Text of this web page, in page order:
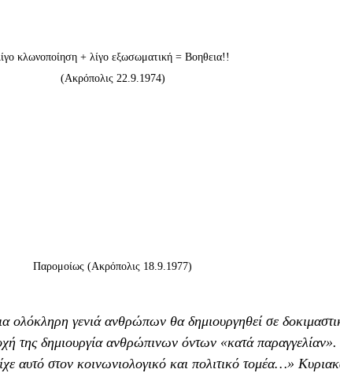
κλωνοποίηση + λίγο εξωσωματική = Βοηθεια!!
(Ακρόπολις 22.9.1974)
Παρομοίως (Ακρόπολις 18.9.1977)
ολόκληρη γενιά ανθρώπων θα δημιουργηθεί σε
της δημιουργία ανθρώπινων όντων «κατά
αυτό στον κοινωνιολογικό και πολιτικό τομέα…»